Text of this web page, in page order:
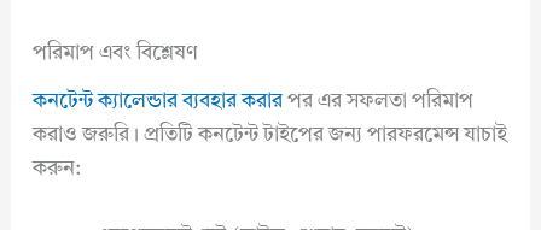
পরিমাপ এবং বিশ্লেষণ
কনটেন্ট ক্যালেন্ডার ব্যবহার করারপর এর সফলতা পরিমাপ
করাও জরুরি। প্রতিটি কনটেন্ট টাইপের জন্য পারফরমেন্স যাচাই
করুন: